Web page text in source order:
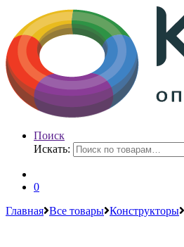
Поиск
Искать:
0
Главная Все товары Конструкторы